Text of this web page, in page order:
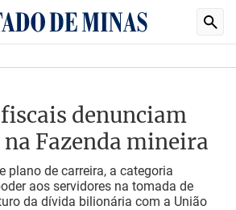
denunciam
na Fazenda mineira
plano de carreira, a categoria
aos servidores na tomada de
da dívida bilionária com a União